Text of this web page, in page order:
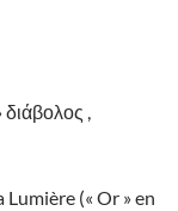
,
(« Or » en